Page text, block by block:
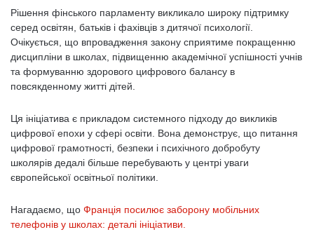
Рішення фінського парламенту викликало широку підтримку
серед освітян, батьків і фахівців з дитячої психології.
Очікується, що впровадження закону сприятиме покращенню
дисципліни в школах, підвищенню академічної успішності учнів
та формуванню здорового цифрового балансу в
повсякденному житті дітей.
Ця ініціатива є прикладом системного підходу до викликів
цифрової епохи у сфері освіти. Вона демонструє, що питання
цифрової грамотності, безпеки і психічного добробуту
школярів дедалі більше перебувають у центрі уваги
європейської освітньої політики.
Нагадаємо, що Франція посилює заборону мобільних
телефонів у школах: деталі ініціативи.